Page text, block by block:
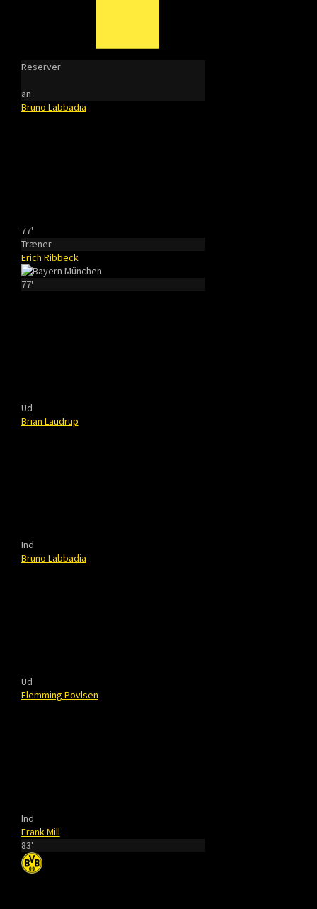
Reserver
an
Bruno Labbadia
77'
Træner
Erich Ribbeck
77'
Ud
Brian Laudrup
Ind
Bruno Labbadia
Ud
Flemming Povlsen
Ind
Frank Mill
83'